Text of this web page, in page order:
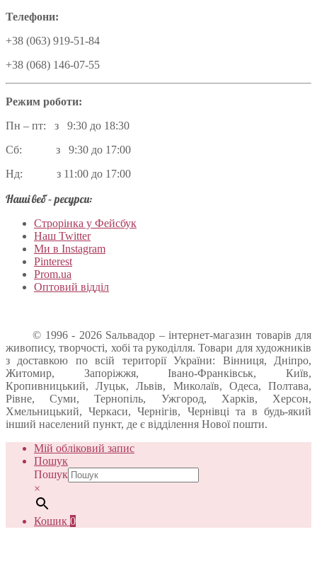
Телефони:
+38 (063) 919-51-84
+38 (068) 146-07-55
Режим роботи:
Пн – пт: з 9:30 до 18:30
Сб: з 9:30 до 17:00
Нд: з 11:00 до 17:00
Наші веб – ресурси:
Строрінка у Фейсбук
Наш Twitter
Ми в Instagram
Pinterest
Prom.ua
Оптовий відділ
© 1996 - 2026 Sальвадор – інтернет-магазин товарів для
живопису, творчості, хобі та рукоділля. Товари для художників
з доставкою по всій території України: Вінниця, Дніпро,
Житомир, Запоріжжя, Івано-Франківськ, Київ,
Кропивницький, Луцьк, Львів, Миколаїв, Одеса, Полтава,
Рівне, Суми, Тернопіль, Ужгород, Харків, Херсон,
Хмельницький, Черкаси, Чернігів, Чернівці та в будь-який
інший населений пункт, де є відділення Нової пошти.
Мій обліковий запис
Пошук
Пошук
×
Кошик 0